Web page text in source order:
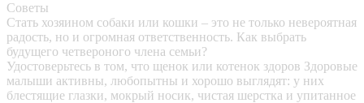
Советы
Стать хозяином собаки или кошки – это не только невероятная
радость, но и огромная ответственность. Как выбрать
будущего четвероного члена семьи?
Удостоверьтесь в том, что щенок или котенок здоров Здоровые
малыши активны, любопытны и хорошо выглядят: у них
блестящие глазки, мокрый носик, чистая шерстка и упитанное